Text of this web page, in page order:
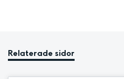
Relaterade sidor